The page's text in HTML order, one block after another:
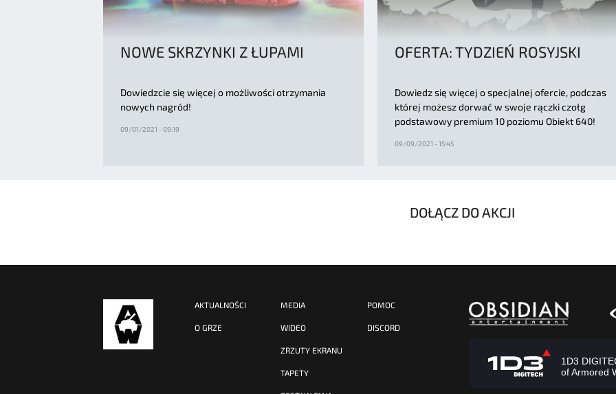
NOWE SKRZYNKI Z ŁUPAMI
Dowiedzcie się więcej o możliwości otrzymania
nowych nagród!
09/01/2021 - 09:19
OFERTA: TYDZIEŃ ROSYJSKI
Dowiedz się więcej o specjalnej ofercie, podczas
której możesz dorwać w swoje rączki czołg
podstawowy premium 10 poziomu Obiekt 640!
09/09/2021 - 15:45
DOŁĄCZ DO AKCJI
AKTUALNOŚCI
O GRZE
MEDIA
WIDEO
ZRZUTY EKRANU
TAPETY
POMOC
DISCORD
1D3
of Armored